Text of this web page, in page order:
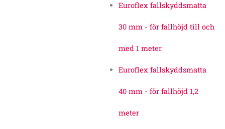
Euroflex fallskyddsmatta
30 mm - för fallhöjd till och
med 1 meter
Euroflex fallskyddsmatta
40 mm - för fallhöjd 1,2
meter